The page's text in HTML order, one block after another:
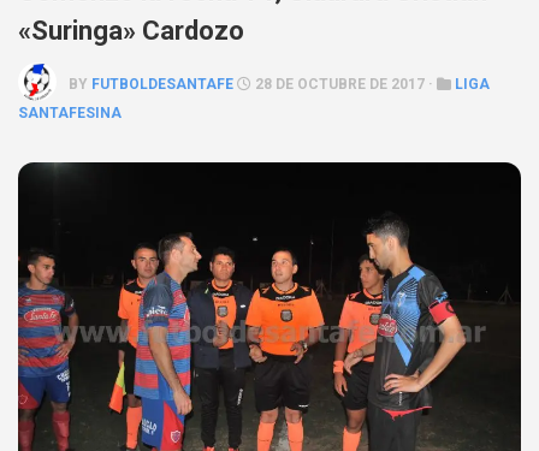
«Suringa» Cardozo
BY FUTBOLDESANTAFE 28 DE OCTUBRE DE 2017 ·
LIGA
SANTAFESINA